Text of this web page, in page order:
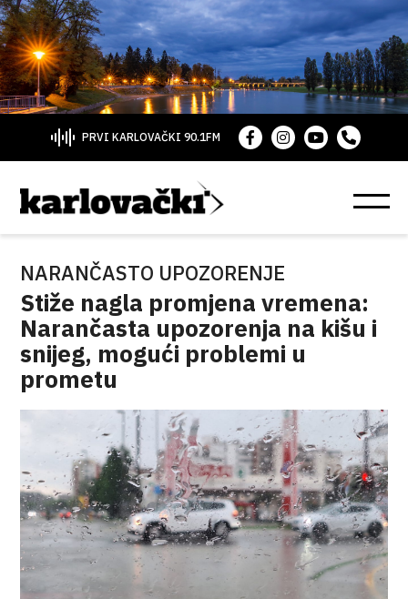
PRVI KARLOVAČKI 90.1FM
NARANČASTO UPOZORENJE
Stiže nagla promjena vremena:
Narančasta upozorenja na kišu i
snijeg, mogući problemi u
prometu